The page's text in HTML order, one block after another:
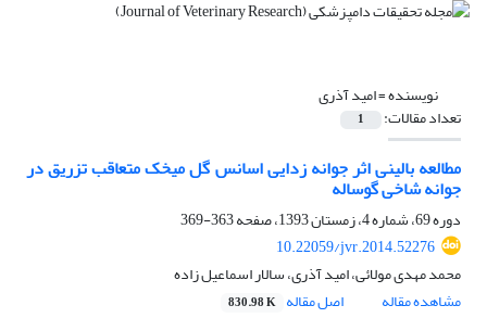
نویسنده =امید آذری
تعداد مقالات: 1
مطالعه بالینی اثر جوانه زدایی اسانس گل میخک متعاقب تزریق در
جوانه شاخی گوساله
دوره 69، شماره 4، زمستان 1393، صفحه
363-369
10.22059/jvr.2014.52276
محمد مهدی مولائی، امید آذری، سالار اسماعیل زاده
مشاهده مقاله
اصل مقاله 830.98 K